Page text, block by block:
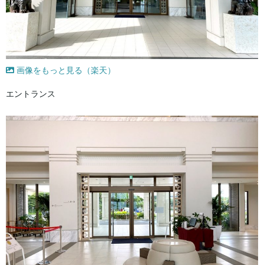
画像をもっと見る（楽天）
エントランス